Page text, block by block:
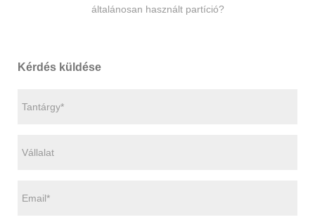
általánosan használt partíció?
Kérdés küldése